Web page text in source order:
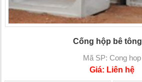
Cống hộp bê tông
Mã SP: Cong hop
Giá: Liên hệ